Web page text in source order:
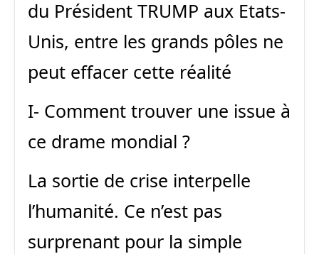
du Président TRUMP aux Etats-
Unis, entre les grands pôles ne
peut effacer cette réalité
I- Comment trouver une issue à
ce drame mondial ?
La sortie de crise interpelle
l’humanité. Ce n’est pas
surprenant pour la simple